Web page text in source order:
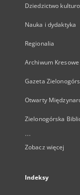
Dziedzictwo
Nauka i dydaktyka
Regionalia
Archiwum Kresowe
Gazeta
Otwarty
Zielonogórska
...
Zobacz więcej
Indeksy